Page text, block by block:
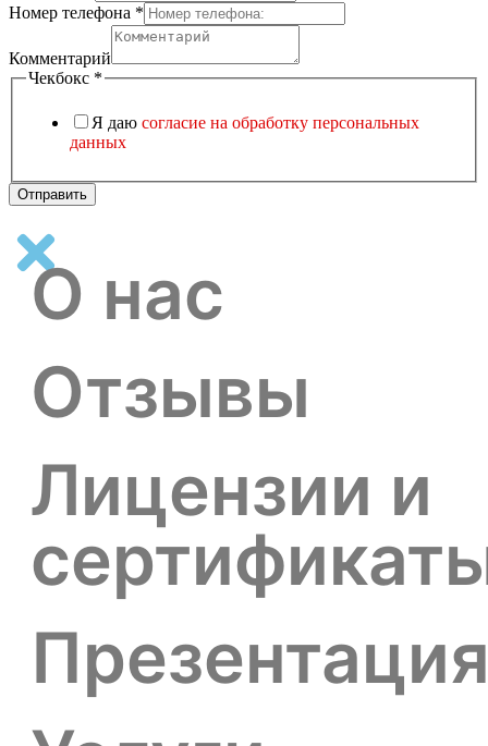
Номер телефона *
имя
поле
Комментарий
Чекбокс *
Я даю согласие на обработку персональных
данных
Отправить
О нас
Отзывы
Лицензии и